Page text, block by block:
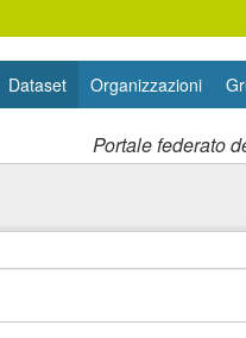
Portale federato
Dataset Organizzazioni